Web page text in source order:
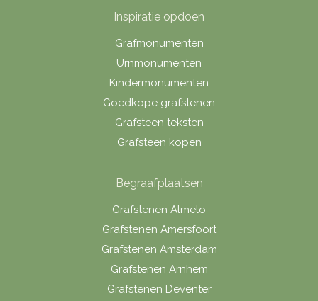
Inspiratie opdoen
Grafmonumenten
Urnmonumenten
Kindermonumenten
Goedkope grafstenen
Grafsteen teksten
Grafsteen kopen
Begraafplaatsen
Grafstenen Almelo
Grafstenen Amersfoort
Grafstenen Amsterdam
Grafstenen Arnhem
Grafstenen Deventer